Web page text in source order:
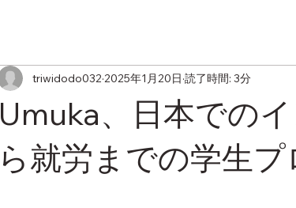
Umuka、日本での
ら就労までの学生
triwidodo032 2025年1月20日 読了時間: 3分